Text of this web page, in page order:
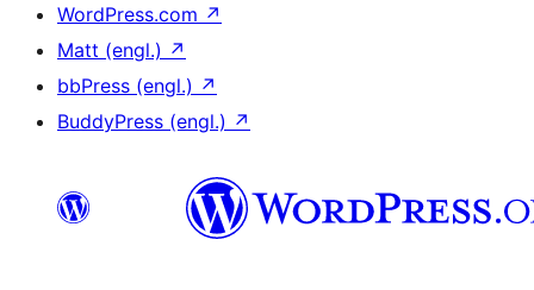
WordPress.com ↗
Matt (engl.) ↗
bbPress (engl.) ↗
BuddyPress (engl.) ↗